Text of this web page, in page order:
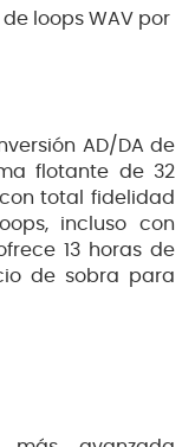
loops WAV por
AD/DA de
flotante de 32
total fidelidad
incluso con
13 horas de
de sobra para